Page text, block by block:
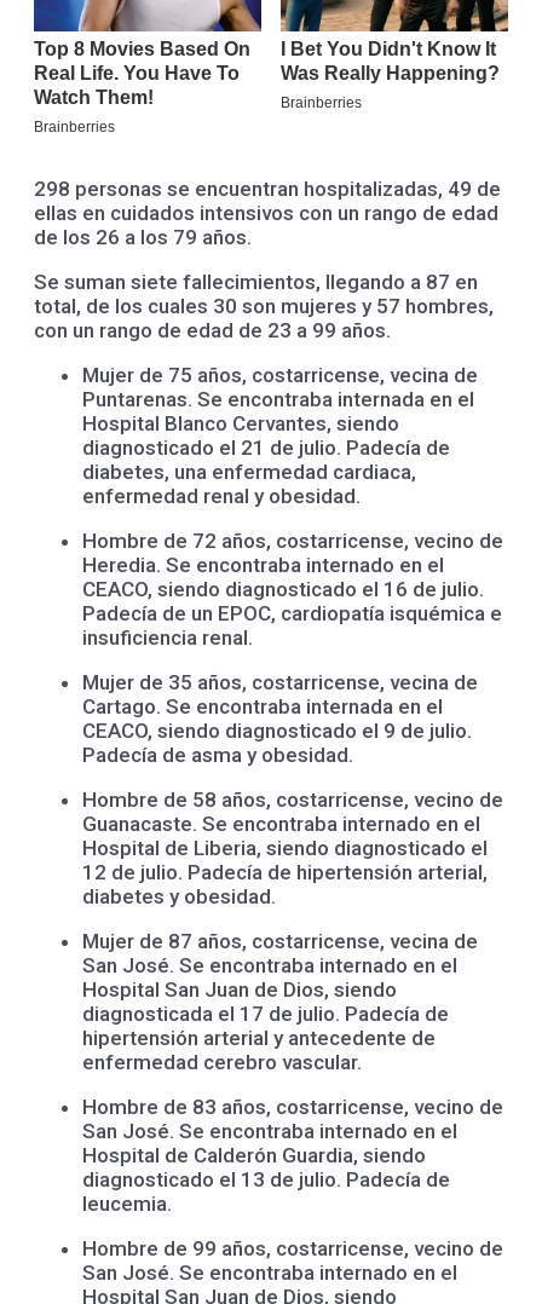
298 personas se encuentran hospitalizadas, 49 de
ellas en cuidados intensivos con un rango de edad
de los 26 a los 79 años.
Se suman siete fallecimientos, llegando a 87 en
total, de los cuales 30 son mujeres y 57 hombres,
con un rango de edad de 23 a 99 años.
Mujer de 75 años, costarricense, vecina de
Puntarenas. Se encontraba internada en el
Hospital Blanco Cervantes, siendo
diagnosticado el 21 de julio. Padecía de
diabetes, una enfermedad cardiaca,
enfermedad renal y obesidad.
Hombre de 72 años, costarricense, vecino de
Heredia. Se encontraba internado en el
CEACO, siendo diagnosticado el 16 de julio.
Padecía de un EPOC, cardiopatía isquémica e
insuficiencia renal.
Mujer de 35 años, costarricense, vecina de
Cartago. Se encontraba internada en el
CEACO, siendo diagnosticado el 9 de julio.
Padecía de asma y obesidad.
Hombre de 58 años, costarricense, vecino de
Guanacaste. Se encontraba internado en el
Hospital de Liberia, siendo diagnosticado el
12 de julio. Padecía de hipertensión arterial,
diabetes y obesidad.
Mujer de 87 años, costarricense, vecina de
San José. Se encontraba internado en el
Hospital San Juan de Dios, siendo
diagnosticada el 17 de julio. Padecía de
hipertensión arterial y antecedente de
enfermedad cerebro vascular.
Hombre de 83 años, costarricense, vecino de
San José. Se encontraba internado en el
Hospital de Calderón Guardia, siendo
diagnosticado el 13 de julio. Padecía de
leucemia.
Hombre de 99 años, costarricense, vecino de
San José. Se encontraba internado en el
Hospital San Juan de Dios, siendo